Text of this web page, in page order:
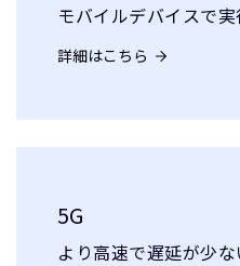
モバイルデバイスで実
詳細はこちら
5G
より高速で遅延が少